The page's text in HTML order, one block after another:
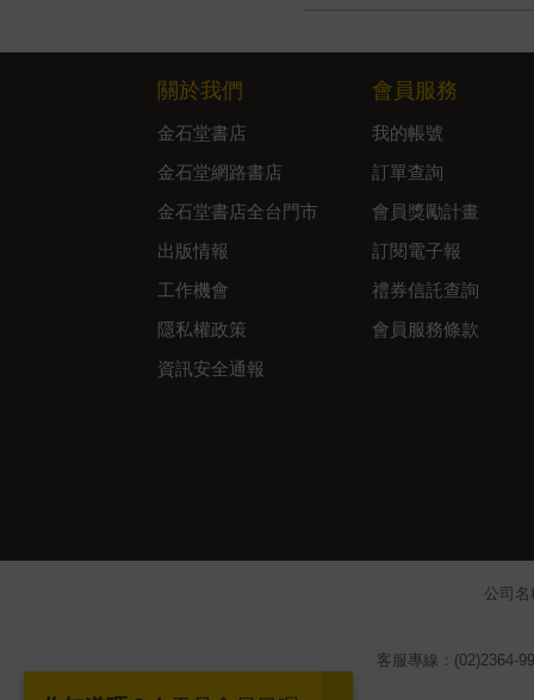
關於我們
金石堂書店
金石堂網路書店
金石堂書店全台門市
出版情報
工作機會
隱私權政策
資訊安全通報
會員服務
我的帳號
訂單查詢
會員獎勵計畫
訂閱電子報
禮券信託查詢
會員服務條款
公司
客服專線：(02)2364-